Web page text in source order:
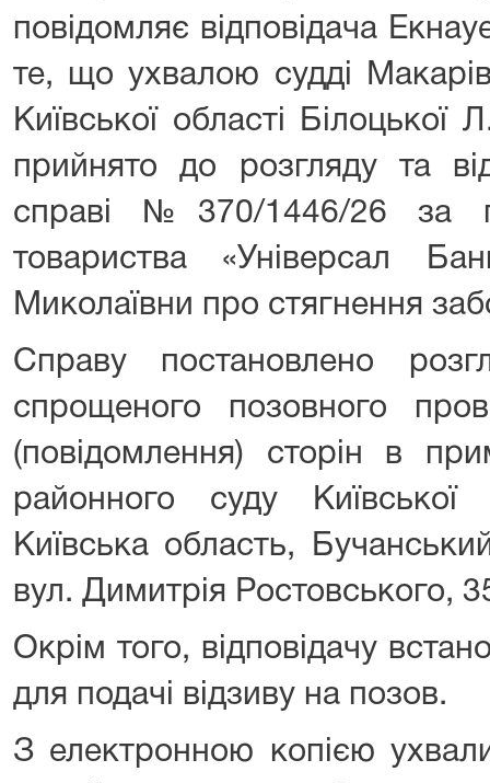
повідомляє відповідача
те, що ухвалою судді
Київської області
прийнято до розгляду та
справі №370/1446/26 за
товариства «Універсал
Миколаївни про стягнення
Справу постановлено
спрощеного позовного
(повідомлення) сторін в
районного суду
Київська область,
вул. Димитрія Ростовського,
Окрім того, відповідачу
для подачі відзиву на позов.
З електронною копією